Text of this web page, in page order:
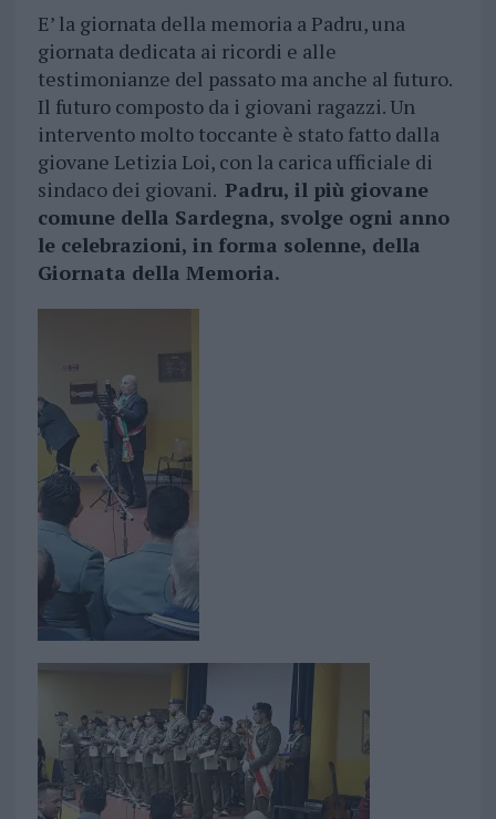
E’ la giornata della memoria a Padru, una
giornata dedicata ai ricordi e alle
testimonianze del passato ma anche al futuro.
Il futuro composto da i giovani ragazzi. Un
intervento molto toccante è stato fatto dalla
giovane Letizia Loi, con la carica ufficiale di
sindaco dei giovani. Padru, il più giovane
comune della Sardegna, svolge ogni anno
le celebrazioni, in forma solenne, della
Giornata della Memoria.